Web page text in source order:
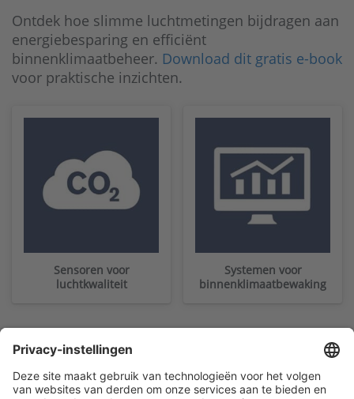
Ontdek hoe slimme luchtmetingen bijdragen aan
energiebesparing en efficiënt
binnenklimaatbeheer. Download dit gratis e-book
voor praktische inzichten.
Sensoren voor
luchtkwaliteit
Systemen voor
binnenklimaatbewaking
Klantenservice